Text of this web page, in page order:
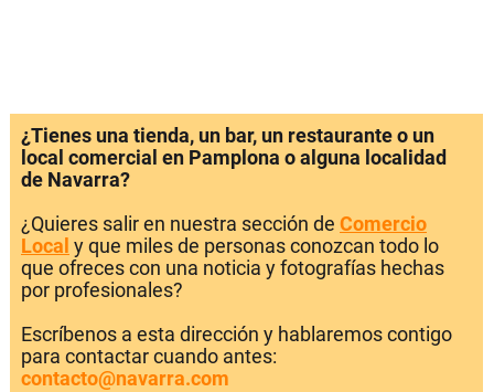
¿Tienes una tienda, un bar, un restaurante o un
local comercial en Pamplona o alguna localidad
de Navarra?
¿Quieres salir en nuestra sección de Comercio
Local y que miles de personas conozcan todo lo
que ofreces con una noticia y fotografías hechas
por profesionales?
Escríbenos a esta dirección y hablaremos contigo
para contactar cuando antes:
contacto@navarra.com